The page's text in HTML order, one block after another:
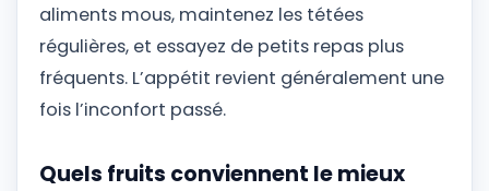
aliments mous, maintenez les tétées
régulières, et essayez de petits repas plus
fréquents. L’appétit revient généralement une
fois l’inconfort passé.
Quels fruits conviennent le mieux